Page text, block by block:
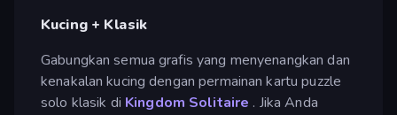
Kucing + Klasik
Gabungkan semua grafis yang menyenangkan dan
kenakalan kucing dengan permainan kartu puzzle
solo klasik di Kingdom Solitaire . Jika Anda